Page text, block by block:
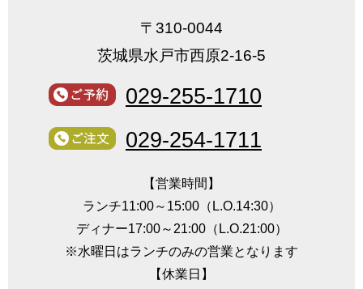
〒310-0044
茨城県水戸市西原2-16-5
029-255-1710
029-254-1711
【営業時間】
ランチ11:00～15:00（L.O.14:30）
ディナー17:00～21:00（L.O.21:00）
※水曜日はランチのみの営業となります
【休業日】